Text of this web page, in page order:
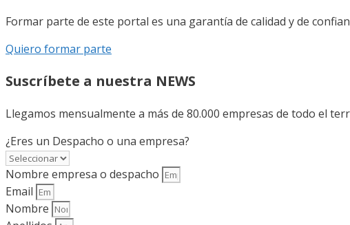
Formar parte de este portal es una garantía de calidad y de
Quiero formar parte
Suscríbete a nuestra NEWS
Llegamos mensualmente a más de 80.000 empresas de todo el
¿Eres un Despacho o una empresa?
Nombre empresa o despacho
Email
Nombre